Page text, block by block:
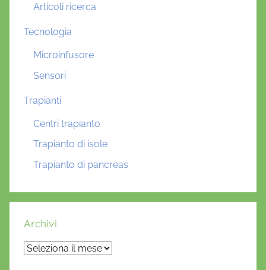
Articoli ricerca
Tecnologia
Microinfusore
Sensori
Trapianti
Centri trapianto
Trapianto di isole
Trapianto di pancreas
Archivi
Archivi